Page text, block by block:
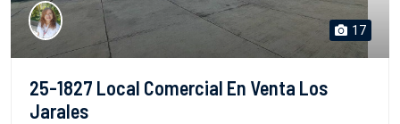
17
25-1827 Local Comercial En Venta Los
Jarales